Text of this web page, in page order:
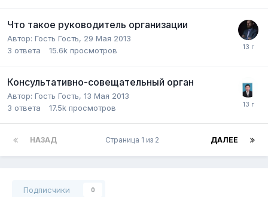
Что такое руководитель организации
Автор: Гость Гость, 29 Мая 2013
3 ответа 15.6k просмотров
Консультативно-совещательный орган
Автор: Гость Гость, 13 Мая 2013
3 ответа 17.5k просмотров
НАЗАД ДАЛЕЕ
Страница 1 из 2
Подписчики 0